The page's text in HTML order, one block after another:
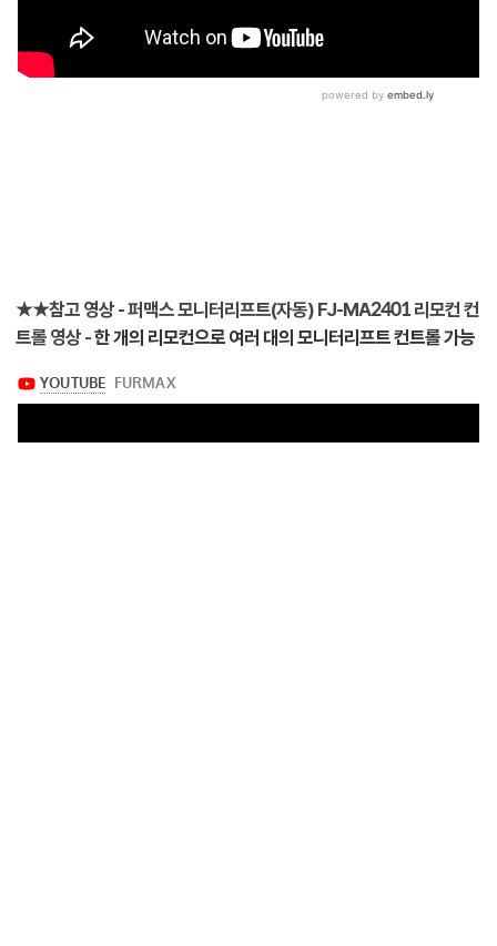
★★참고 영상 - 퍼맥스 모니터리프트(자동) FJ-MA2401 리모컨 컨
트롤 영상 -한 개의 리모컨으로 여러 대의 모니터리프트 컨트롤 가능